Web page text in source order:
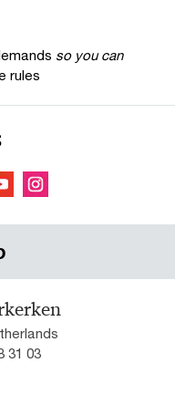
so you can
rules
31 03